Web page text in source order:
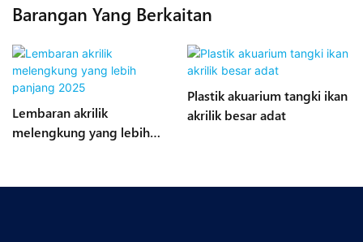
Barangan Yang Berkaitan
Lembaran akrilik
melengkung yang lebih
Plastik akuarium tangki ikan
akrilik besar adat